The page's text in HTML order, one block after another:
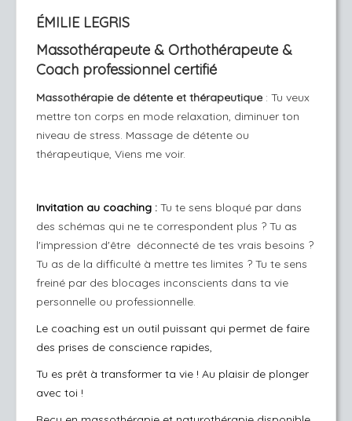
ÉMILIE LEGRIS
Massothérapeute & Orthothérapeute &
Coach professionnel certifié
Massothérapie de détente et thérapeutique : Tu veux
mettre ton corps en mode relaxation, diminuer ton
niveau de stress. Massage de détente ou
thérapeutique, Viens me voir.
Invitation au coaching : Tu te sens bloqué par dans
des schémas qui ne te correspondent plus ? Tu as
l'impression d'être déconnecté de tes vrais besoins ?
Tu as de la difficulté à mettre tes limites ? Tu te sens
freiné par des blocages inconscients dans ta vie
personnelle ou professionnelle.
Le coaching est un outil puissant qui permet de faire
des prises de conscience rapides,
Tu es prêt à transformer ta vie ! Au plaisir de plonger
avec toi !